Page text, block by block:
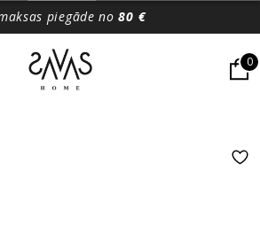
piegāde no80 €
0